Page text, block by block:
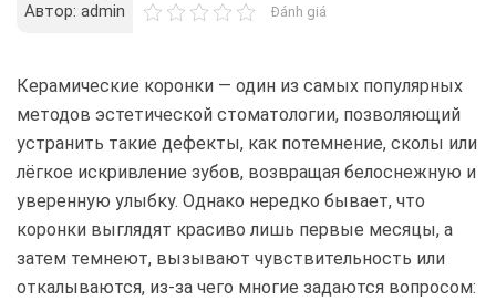
Автор: admin Đánh giá
Керамические коронки — один из самых популярных
методов эстетической стоматологии, позволяющий
устранить такие дефекты, как потемнение, сколы или
лёгкое искривление зубов, возвращая белоснежную и
уверенную улыбку. Однако нередко бывает, что
коронки выглядят красиво лишь первые месяцы, а
затем темнеют, вызывают чувствительность или
откалываются, из-за чего многие задаются вопросом: